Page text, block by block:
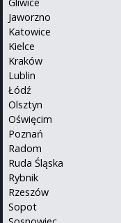
Jaworzno
Katowice
Kielce
Kraków
Lublin
Łódź
Olsztyn
Oświęcim
Poznań
Radom
Ruda Śląska
Rybnik
Rzeszów
Sopot